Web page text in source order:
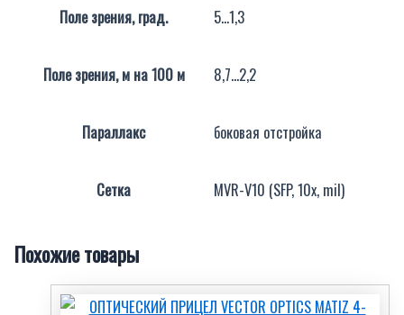
Поле зрения, град. 5…1,3
Поле зрения, м на 100 м 8,7…2,2
Параллакс боковая отстройка
Сетка MVR-V10 (SFP, 10x, mil)
Похожие товары